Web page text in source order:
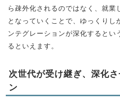
ら疎外化されるのではなく、就業
となっていくことで、ゆっくりし
ンテグレーションが深化するとい
るといえます。
次世代が受け継ぎ、深化
ン